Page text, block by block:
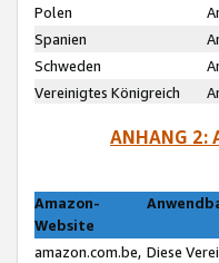
Polen
Spanien
Schweden
Vereinigtes Königreich
ANHANG 2:
Amazon-
Website
amazon.com.be, Diese